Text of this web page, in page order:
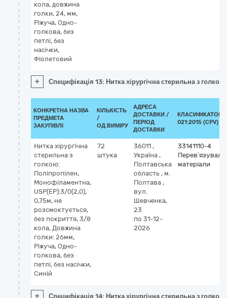
кола, довжина
голки, 24, мм,
Ріжуча, Одно-
голкова, без
петлі, без
насічки,
Фіолетовий
+ Специфікація 13: Нитка хірургічна стерильна з
КОНКРЕТНА НАЗВА
ПРЕДМЕТА
ЗАКУПІВЛІ
КІЛЬКІСТЬ
/
ОД.ВИМІРУ
АДРЕСА
ДОСТАВКИ /
ПЕРІОД
ДОСТАВКИ
КЛАСИФІКАТОР
021:2015 (CPV)
Нитка хірургічна
стерильна з
голкою:
Поліпропілен,
Монофіламентна,
USP(EP):3/0(2,0),
0,75м, не
розсмоктується,
без покриття, 3/8
кола, Довжина
голки: 26мм,
Ріжуча, Одно-
голкова, без
петлі, без насічки,
Синій
72
штука
36011 ,
Україна ,
Полтавська
область , м.
Полтава ,
вул.
Шевченка,
23
по 31-12-
2026
33141110-4
матеріали
+ Специфікація 14: Нитка хірургічна стерильна з